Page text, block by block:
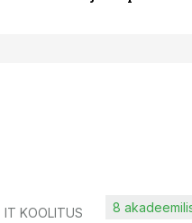
IT KOOLITUS 8